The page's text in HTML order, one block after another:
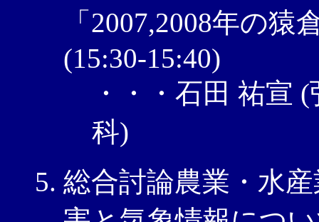
「2007,2008年の
(15:30-15:40)
・・・石田 祐宣
科)
総合討論農業・水